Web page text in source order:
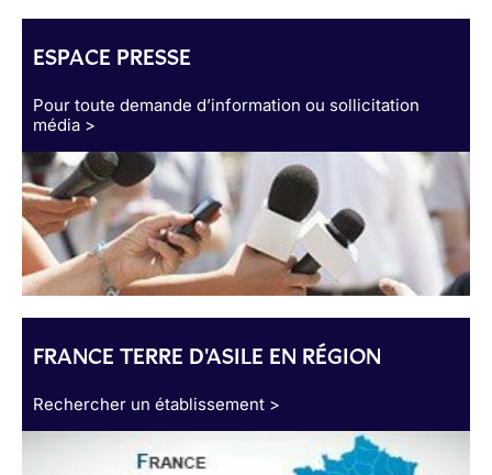
ESPACE PRESSE
Pour toute demande d’information ou sollicitation
média >
FRANCE TERRE D'ASILE EN RÉGION
Rechercher un établissement >